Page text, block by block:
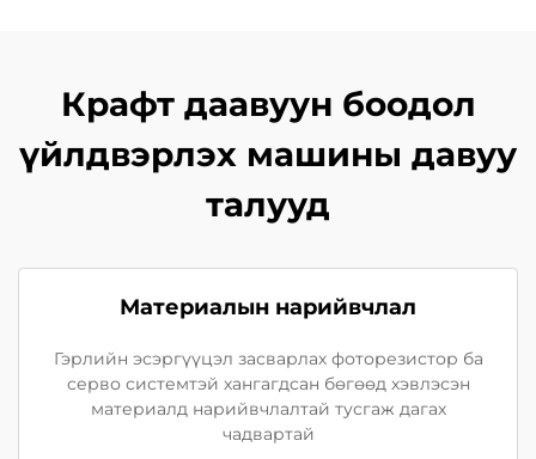
Крафт даавуун боодол
үйлдвэрлэх машины давуу
талууд
Материалын нарийвчлал
Гэрлийн эсэргүүцэл засварлах фоторезистор ба
серво системтэй хангагдсан бөгөөд хэвлэсэн
материалд нарийвчлалтай тусгаж дагах
чадвартай